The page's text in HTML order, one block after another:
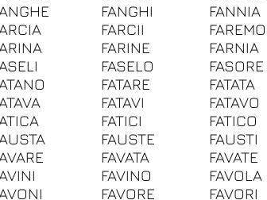
FANGHI FANNIA
FARCII FAREMO
FARINE FARNIA
FASELO FASORE
FATARE FATATA
FATAVI FATAVO
FATICI FATICO
FAUSTE FAUSTI
FAVATA FAVATE
FAVINO FAVOLA
FAVORE FAVORI